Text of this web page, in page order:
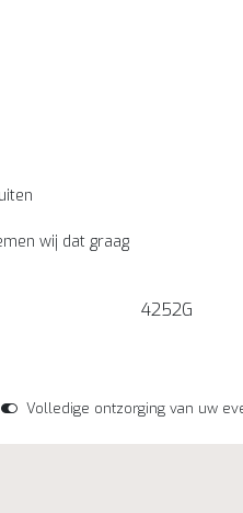
wij dat graag
4252G
Volledige ontzorging van uw